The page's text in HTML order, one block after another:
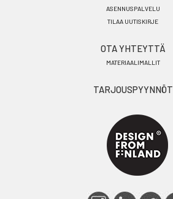
ASENNUSPALVELU
TILAA UUTISKIRJE
OTA YHTEYTTÄ
MATERIAALIMALLIT
TARJOUSPYYNNÖT